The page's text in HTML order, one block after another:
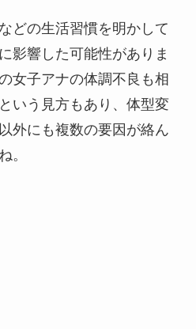
どの生活習慣を明かして
影響した可能性がありま
女子アナの体調不良も相
いう見方もあり、体型変
外にも複数の要因が絡ん
。